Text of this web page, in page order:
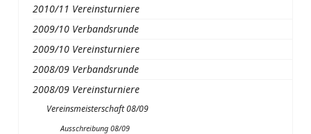
2010/11 Vereinsturniere
2009/10 Verbandsrunde
2009/10 Vereinsturniere
2008/09 Verbandsrunde
2008/09 Vereinsturniere
Vereinsmeisterschaft 08/09
Ausschreibung 08/09